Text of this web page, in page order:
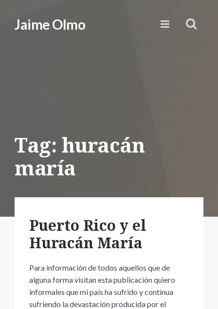
Jaime Olmo
Tag: huracán
maría
Puerto Rico y el
Huracán María
Para información de todos aquellos que de
alguna forma visitan esta publicación quiero
informales que mi país ha sufrido y continua
sufriendo la devastación producida por el